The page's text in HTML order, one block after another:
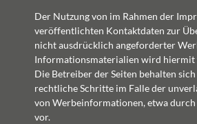
Der Nutzung von im Rahmen der
veröffentlichten Kontaktdaten zur
nicht ausdrücklich angeforderter
Informationsmaterialien wird hiermit
Die Betreiber der Seiten behalten
rechtliche Schritte im Falle der
von Werbeinformationen, etwa durch
vor.